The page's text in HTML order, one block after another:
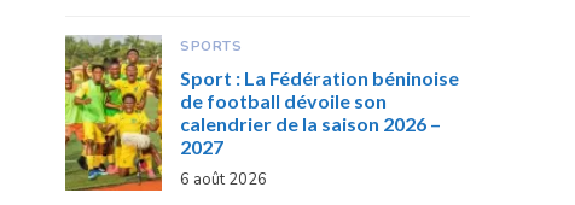
SPORTS
Sport : La Fédération béninoise
de football dévoile son
calendrier de la saison 2026 –
2027
6 août 2026